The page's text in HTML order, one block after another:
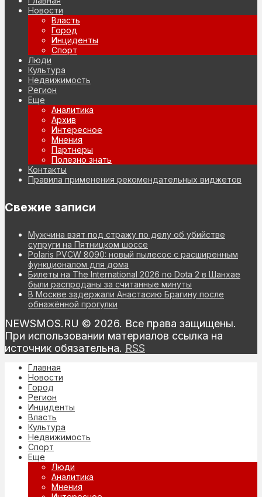
Новости
Власть
Город
Инциденты
Спорт
Люди
Культура
Недвижимость
Регион
Еще
Аналитика
Архив
Интересное
Мнения
Партнеры
Полезно знать
Контакты
Правила применения рекомендательных виджетов
Свежие записи
Мужчина взят под стражу по делу об убийстве
супруги на Пятницком шоссе
Polaris PVCW 8090: новый пылесос с расширенным
функционалом для дома
Билеты на The International 2026 по Dota 2 в Шанхае
были распроданы за считанные минуты
В Москве задержали Анастасию Брагину после
обнажённой прогулки
NEWSMOS.RU © 2026. Все права защищены.
При использовании материалов ссылка на
источник обязательна. RSS
Главная
Новости
Город
Регион
Инциденты
Власть
Культура
Недвижимость
Спорт
Еще
Люди
Аналитика
Мнения